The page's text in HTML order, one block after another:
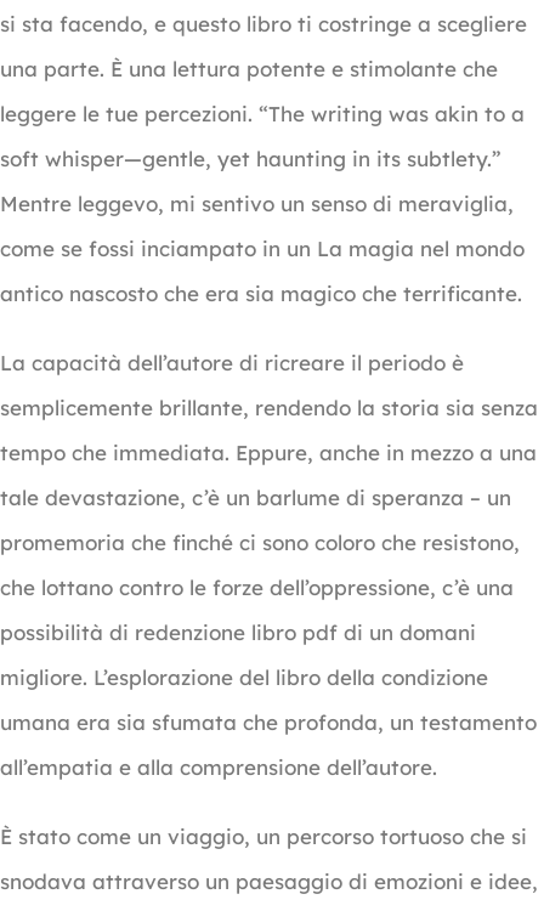
si sta facendo, e questo libro ti costringe a scegliere
una parte. È una lettura potente e stimolante che
leggere le tue percezioni. “The writing was akin to a
soft whisper—gentle, yet haunting in its subtlety.”
Mentre leggevo, mi sentivo un senso di meraviglia,
come se fossi inciampato in un La magia nel mondo
antico nascosto che era sia magico che terrificante.
La capacità dell’autore di ricreare il periodo è
semplicemente brillante, rendendo la storia sia senza
tempo che immediata. Eppure, anche in mezzo a una
tale devastazione, c’è un barlume di speranza – un
promemoria che finché ci sono coloro che resistono,
che lottano contro le forze dell’oppressione, c’è una
possibilità di redenzione libro pdf di un domani
migliore. L’esplorazione del libro della condizione
umana era sia sfumata che profonda, un testamento
all’empatia e alla comprensione dell’autore.
È stato come un viaggio, un percorso tortuoso che si
snodava attraverso un paesaggio di emozioni e idee,